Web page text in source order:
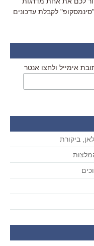
לקבלת עדכונים
אימייל ולחצו אנטר
ביקורת